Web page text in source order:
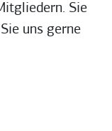
Sie
uns gerne